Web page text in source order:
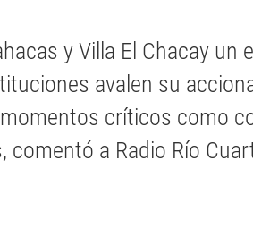
y Villa El Chacay un
avalen su
críticos como
comentó a Radio Río